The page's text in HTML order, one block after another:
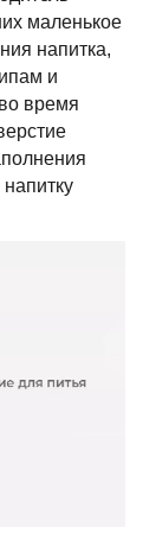
маленькое
напитка,
и
время